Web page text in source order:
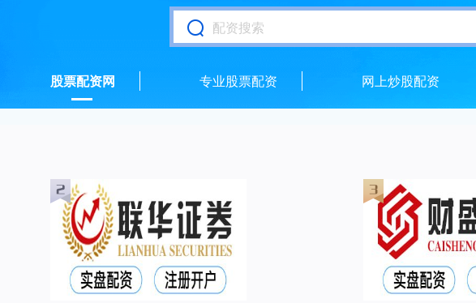
股票配资网 专业股票配资 网上炒股配资